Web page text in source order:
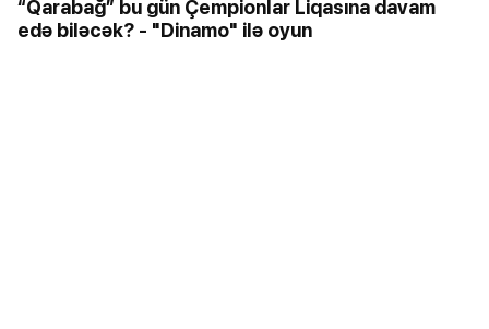
“Qarabağ” bu gün Çempionlar Liqasına davam
edə biləcək? - "Dinamo" ilə oyun